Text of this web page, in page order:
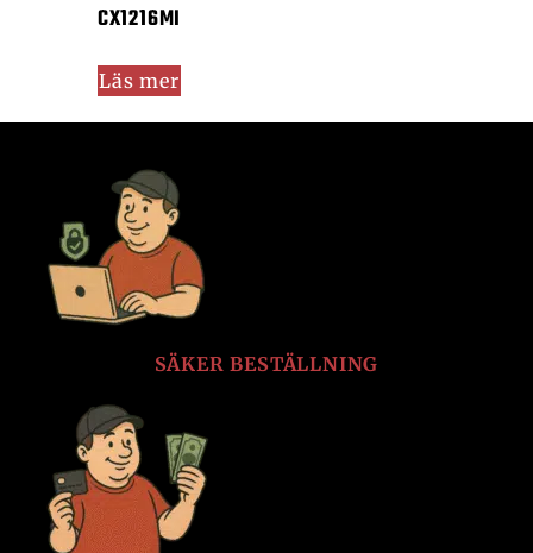
CX1216MI
Läs mer
SÄKER BESTÄLLNING